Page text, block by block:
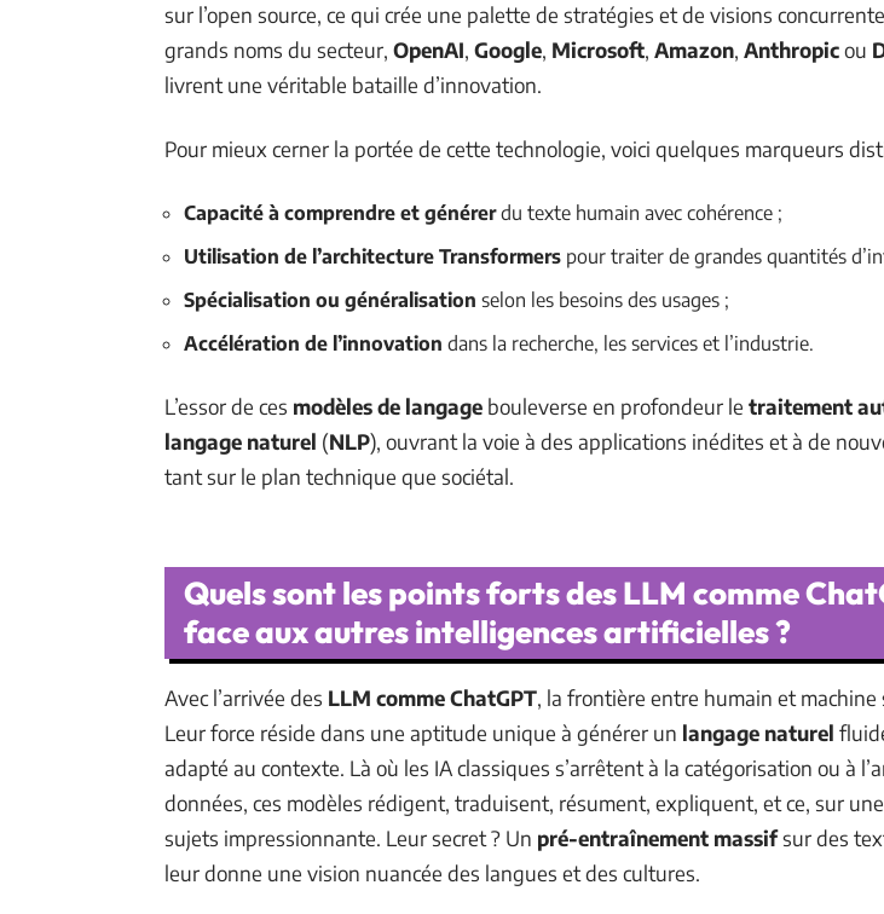
sur l’open source, ce qui crée une palette de stratégies et de visions
grands noms du secteur, OpenAI, Google, Microsoft, Amazon, Anthropicou
livrent une véritable bataille d’innovation.
Pour mieux cerner la portée de cette technologie, voici quelques marqueurs
Capacité à comprendre et générerdu texte humain avec cohérence ;
Utilisation de l’architecture Transformers pour traiter de grandes quantités
Spécialisation ou généralisation selon les besoins des usages ;
Accélération de l’innovation dans la recherche, les services et l’industrie.
L’essor de ces modèles de langage bouleverse en profondeur le traitement
langage naturel (NLP), ouvrant la voie à des applications inédites et à de
tant sur le plan technique que sociétal.
Quels sont les points forts des LLM comme
face aux autres intelligences artificielles ?
Avec l’arrivée des LLM comme ChatGPT, la frontière entre humain et machine
Leur force réside dans une aptitude unique à générer un langage naturel
adapté au contexte. Là où les IA classiques s’arrêtent à la catégorisation ou à
données, ces modèles rédigent, traduisent, résument, expliquent, et ce, sur
sujets impressionnante. Leur secret ? Un pré-entraînement massifsur des
leur donne une vision nuancée des langues et des cultures.